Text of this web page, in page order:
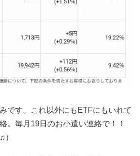
です。これ以外にもETFにもいれて
。毎月19日のお小遣い連絡で！！
）